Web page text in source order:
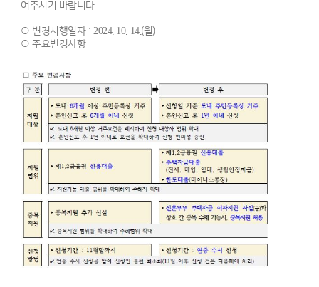
여주시기 바랍니다.
○ 변경시행일자 : 2024. 10. 14.(월)
○ 주요변경사항